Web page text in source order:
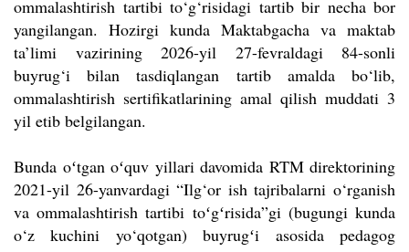
ommalashtirish tartibi to‘g‘risidagi tartib bir necha bor
yangilangan. Hozirgi kunda Maktabgacha va maktab
ta’limi vazirining 2026-yil 27-fevraldagi 84-sonli
buyrug‘i bilan tasdiqlangan tartib amalda bo‘lib,
ommalashtirish sertifikatlarining amal qilish muddati 3
yil etib belgilangan.
Bunda oʻtgan oʻquv yillari davomida RTM direktorining
2021-yil 26-yanvardagi “Ilg‘or ish tajribalarni o‘rganish
va ommalashtirish tartibi toʻgʻrisida”gi (bugungi kunda
o‘z kuchini yo‘qotgan) buyrugʻi asosida pedagog